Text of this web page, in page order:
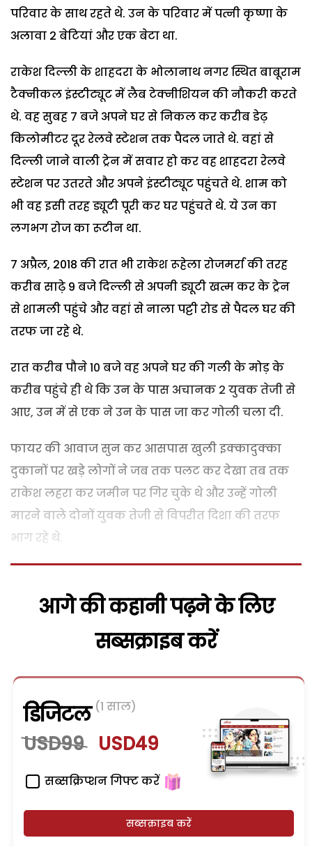
परिवार के साथ रहते थे. उन के परिवार में पत्नी कृष्णा के
अलावा 2 बेटियां और एक बेटा था.
राकेश दिल्ली के शाहदरा के भोलानाथ नगर स्थित बाबूराम
टैक्नीकल इंस्टीट्यूट में लैब टेक्नीशियन की नौकरी करते
थे. वह सुबह 7 बजे अपने घर से निकल कर करीब डेढ़
किलोमीटर दूर रेलवे स्टेशन तक पैदल जाते थे. वहां से
दिल्ली जाने वाली ट्रेन में सवार हो कर वह शाहदरा रेलवे
स्टेशन पर उतरते और अपने इंस्टीट्यूट पहुंचते थे. शाम को
भी वह इसी तरह ड्यूटी पूरी कर घर पहुंचते थे. ये उन का
लगभग रोज का रूटीन था.
7 अप्रैल, 2018 की रात भी राकेश रूहेला रोजमर्रा की तरह
करीब साढ़े 9 बजे दिल्ली से अपनी ड्यूटी खत्म कर के ट्रेन
से शामली पहुंचे और वहां से नाला पट्टी रोड से पैदल घर की
तरफ जा रहे थे.
रात करीब पौने 10 बजे वह अपने घर की गली के मोड़ के
करीब पहुंचे ही थे कि उन के पास अचानक 2 युवक तेजी से
आए, उन में से एक ने उन के पास जा कर गोली चला दी.
फायर की आवाज सुन कर आसपास खुली इक्कादुक्का
दुकानों पर खड़े लोगों ने जब तक पलट कर देखा तब तक
राकेश लहरा कर जमीन पर गिर चुके थे और उन्हें गोली
मारने वाले दोनों युवक तेजी से विपरीत दिशा की तरफ
भाग रहे थे.
आगे की कहानी पढ़ने के लिए
सब्सक्राइब करें
डिजिटल (1 साल)
USD99 USD49
सब्सक्रिप्शन गिफ्ट करें
सब्सक्राइब करें